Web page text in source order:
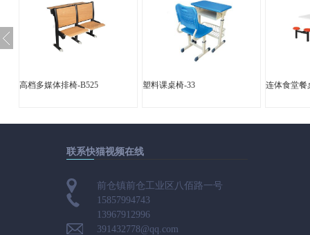
高档多媒体排椅-B525 塑料课桌椅-33 连体食堂餐
联系快猫视频在线
前仓镇前仓工业区八佰路一号
15857994743
13967912996
391432778@qq.com